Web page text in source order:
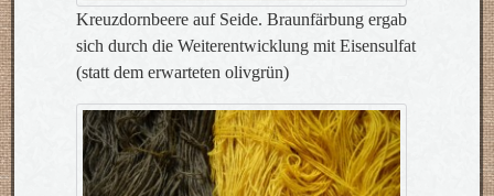
Kreuzdornbeere auf Seide. Braunfärbung ergab
sich durch die Weiterentwicklung mit Eisensulfat
(statt dem erwarteten olivgrün)